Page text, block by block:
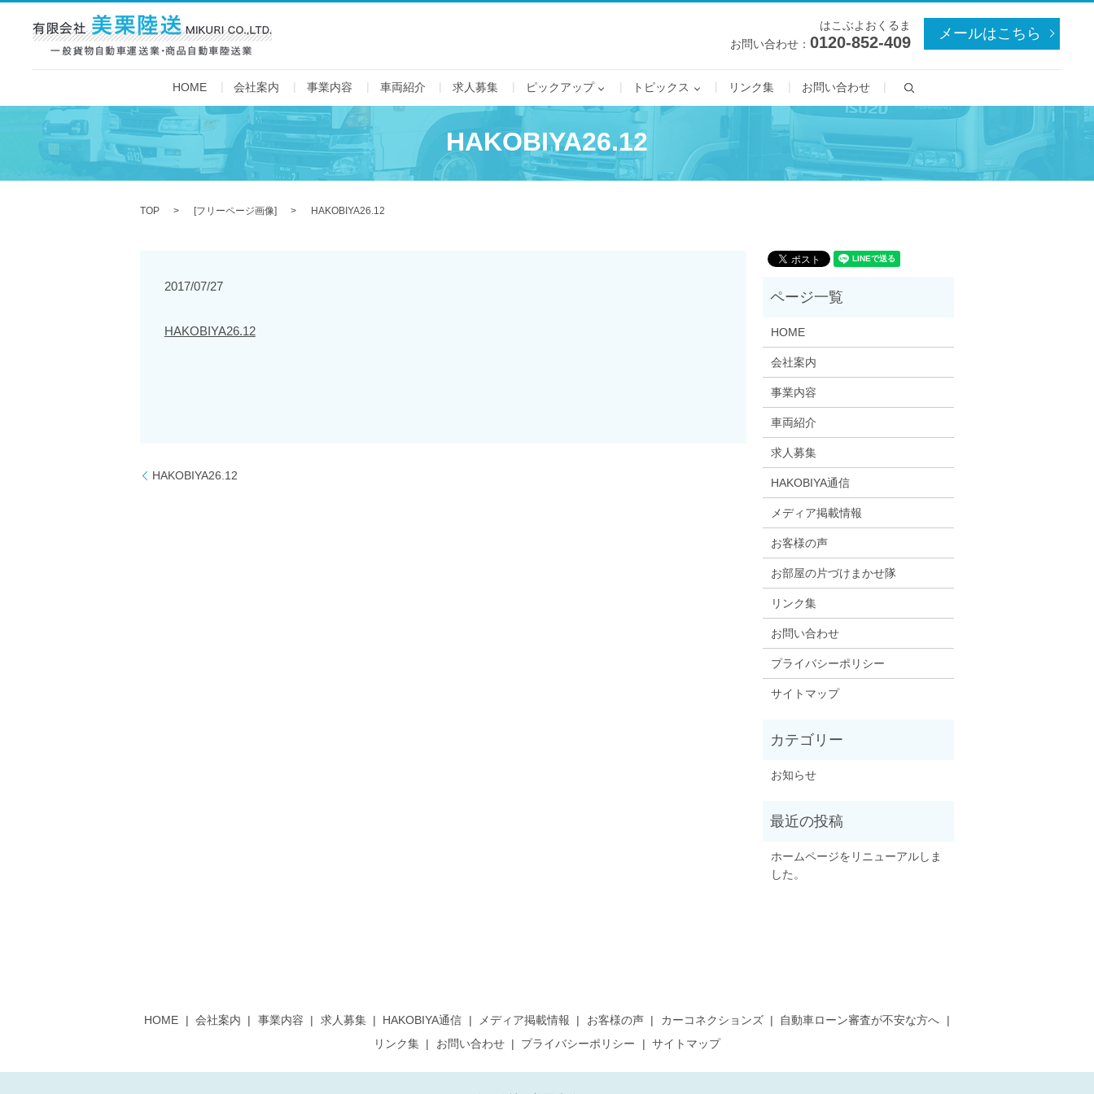
はこぶよおくるま
お問い合わせ： 0120-852-409 メールはこちら
HOME 会社案内 事業内容 車両紹介 求人募集 ピックアップ トピックス リンク集 お問い合わせ
HAKOBIYA26.12
TOP [フリーページ画像] HAKOBIYA26.12
2017/07/27
HAKOBIYA26.12
HAKOBIYA26.12
HOME
会社案内
事業内容
車両紹介
求人募集
HAKOBIYA通信
メディア掲載情報
お客様の声
お部屋の片づけまかせ隊
リンク集
お問い合わせ
プライバシーポリシー
サイトマップ
お知らせ
ホームページをリニューアルしま
した。
HOME 会社案内 事業内容 求人募集 HAKOBIYA通信 メディア掲載情報 お客様の声 カーコネクションズ
自動車ローン審査が不安な方へ
リンク集
お問い合わせ プライバシーポリシー サイトマップ